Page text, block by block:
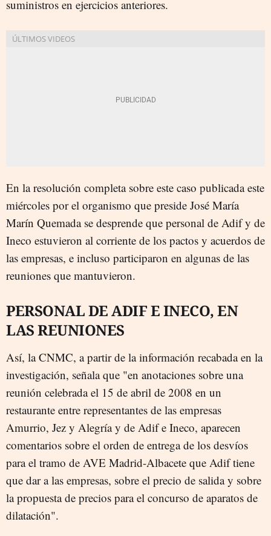
suministros en ejercicios anteriores.
En la resolución completa sobre este caso publicada este
miércoles por el organismo que preside José María
Marín Quemada se desprende que personal de Adif y de
Ineco estuvieron al corriente de los pactos y acuerdos de
las empresas, e incluso participaron en algunas de las
reuniones que mantuvieron.
PERSONAL DE ADIF E INECO, EN
LAS REUNIONES
Así, la CNMC, a partir de la información recabada en la
investigación, señala que "en anotaciones sobre una
reunión celebrada el 15 de abril de 2008 en un
restaurante entre representantes de las empresas
Amurrio, Jez y Alegría y de Adif e Ineco, aparecen
comentarios sobre el orden de entrega de los desvíos
para el tramo de AVE Madrid-Albacete que Adif tiene
que dar a las empresas, sobre el precio de salida y sobre
la propuesta de precios para el concurso de aparatos de
dilatación".